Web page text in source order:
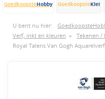
GoedkoopsteHobby GoedkoopsteKlei
U bent nu hier:
Verf, inkt en kleuren » Tekenen /
Royal Talens Van Gogh